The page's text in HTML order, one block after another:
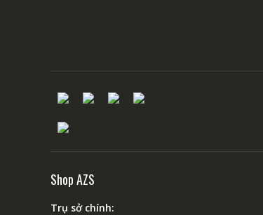
Shop AZS
Trụ sở chính: